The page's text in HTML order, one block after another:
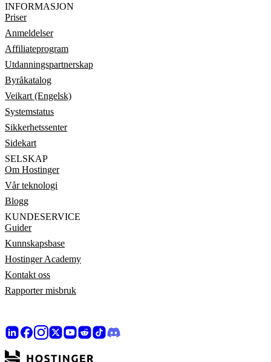
INFORMASJON
Priser
Anmeldelser
Affiliateprogram
Utdanningspartnerskap
Byråkatalog
Veikart (Engelsk)
Systemstatus
Sikkerhetssenter
Sidekart
SELSKAP
Om Hostinger
Vår teknologi
Blogg
KUNDESERVICE
Guider
Kunnskapsbase
Hostinger Academy
Kontakt oss
Rapporter misbruk